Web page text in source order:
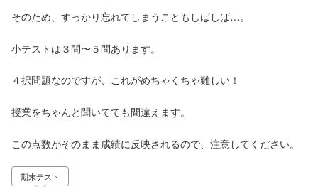
そのため、すっかり忘れてしまうこともしばしば…。
小テストは３問〜５問あります。
４択問題なのですが、これがめちゃくちゃ難しい！
授業をちゃんと聞いてても間違えます。
この点数がそのまま成績に反映されるので、注意してください。
期末テスト